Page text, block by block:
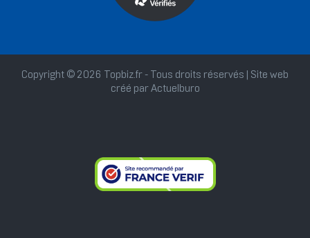
Copyright © 2026 Topbiz.fr - Tous droits réservés | Site web
créé par Actuelburo